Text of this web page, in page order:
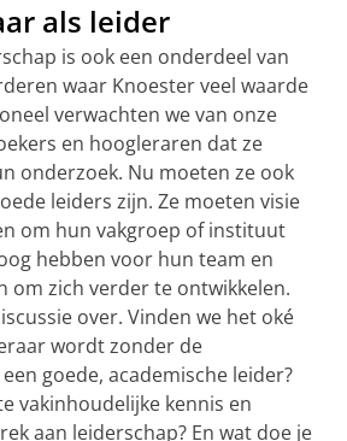
als leider
is ook een onderdeel van
waar Knoester veel waarde
verwachten we van onze
en hoogleraren dat ze
onderzoek. Nu moeten ze ook
leiders zijn. Ze moeten visie
om hun vakgroep of instituut
hebben voor hun team en
om zich verder te ontwikkelen.
over. Vinden we het oké
wordt zonder de
goede, academische leider?
vakinhoudelijke kennis en
aan leiderschap? En wat doe je